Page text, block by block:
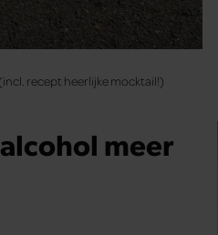
recept heerlijke mocktail!)
meer